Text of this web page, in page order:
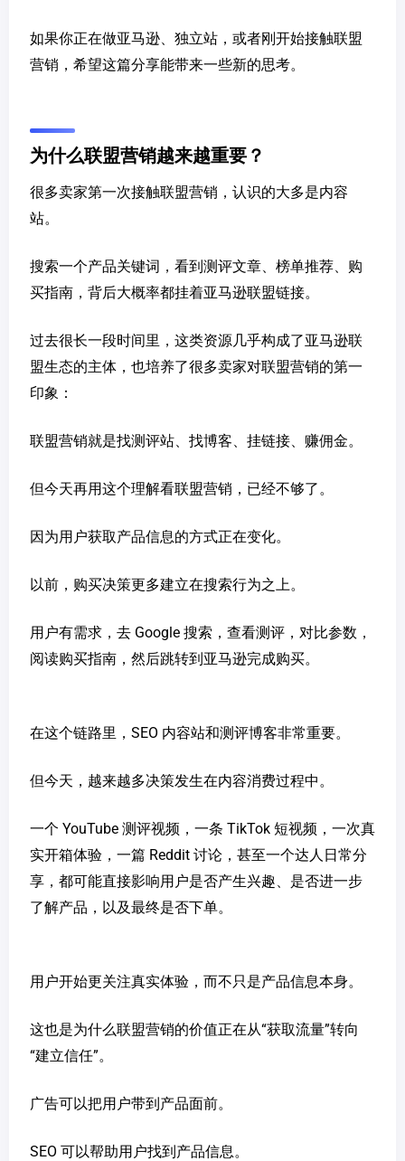
如果你正在做亚马逊、独立站，或者刚开始接触联盟
营销，希望这篇分享能带来一些新的思考。
为什么联盟营销越来越重要？
很多卖家第一次接触联盟营销，认识的大多是内容
站。
搜索一个产品关键词，看到测评文章、榜单推荐、购
买指南，背后大概率都挂着亚马逊联盟链接。
过去很长一段时间里，这类资源几乎构成了亚马逊联
盟生态的主体，也培养了很多卖家对联盟营销的第一
印象：
联盟营销就是找测评站、找博客、挂链接、赚佣金。
但今天再用这个理解看联盟营销，已经不够了。
因为用户获取产品信息的方式正在变化。
以前，购买决策更多建立在搜索行为之上。
用户有需求，去 Google 搜索，查看测评，对比参数，
阅读购买指南，然后跳转到亚马逊完成购买。
在这个链路里，SEO 内容站和测评博客非常重要。
但今天，越来越多决策发生在内容消费过程中。
一个 YouTube 测评视频，一条 TikTok 短视频，一次真
实开箱体验，一篇 Reddit 讨论，甚至一个达人日常分
享，都可能直接影响用户是否产生兴趣、是否进一步
了解产品，以及最终是否下单。
用户开始更关注真实体验，而不只是产品信息本身。
这也是为什么联盟营销的价值正在从“获取流量”转向
“建立信任”。
广告可以把用户带到产品面前。
SEO 可以帮助用户找到产品信息。